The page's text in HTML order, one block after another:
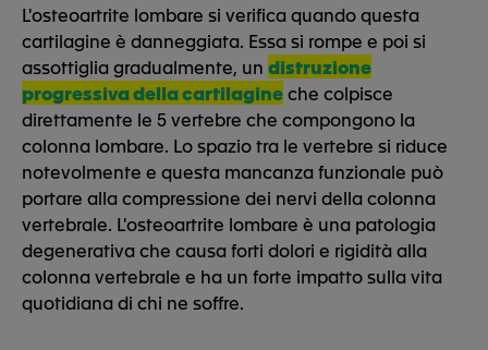
L'osteoartrite lombare si verifica quando questa
cartilagine è danneggiata. Essa si rompe e poi si
assottiglia gradualmente, un distruzione
progressiva della cartilagineche colpisce
direttamente le 5 vertebre che compongono la
colonna lombare. Lo spazio tra le vertebre si riduce
notevolmente e questa mancanza funzionale può
portare alla compressione dei nervi della colonna
vertebrale. L'osteoartrite lombare è una patologia
degenerativa che causa forti dolori e rigidità alla
colonna vertebrale e ha un forte impatto sulla vita
quotidiana di chi ne soffre.